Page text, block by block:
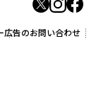
広告のお問い合わせ